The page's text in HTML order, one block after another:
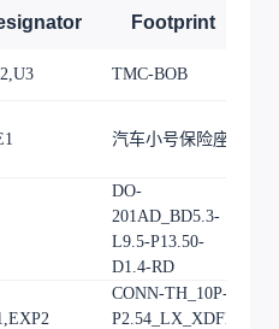
Footprint
TMC-BOB
汽车小号保险座
DO-
201AD_BD5.3-
L9.5-P13.50-
D1.4-RD
CONN-TH_10P-
P2.54_LX_XDFH-